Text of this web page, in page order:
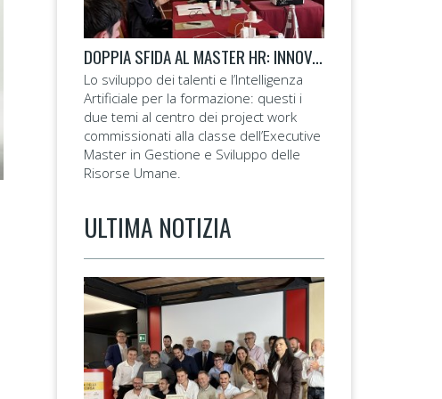
DOPPIA SFIDA AL MASTER HR: INNOVA FINANCE E BOLOGNA FC 1909
Lo sviluppo dei talenti e l’Intelligenza
Artificiale per la formazione: questi i
due temi al centro dei project work
commissionati alla classe dell’Executive
Master in Gestione e Sviluppo delle
Risorse Umane.
ULTIMA NOTIZIA